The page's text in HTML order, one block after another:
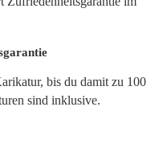
bis du damit zu 100
sind inklusive.